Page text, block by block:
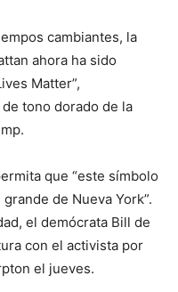
cambiantes, la
ahora ha sido
Matter”,
tono dorado de la
que “este símbolo
de Nueva York”.
el demócrata Bill de
con el activista por
el jueves.